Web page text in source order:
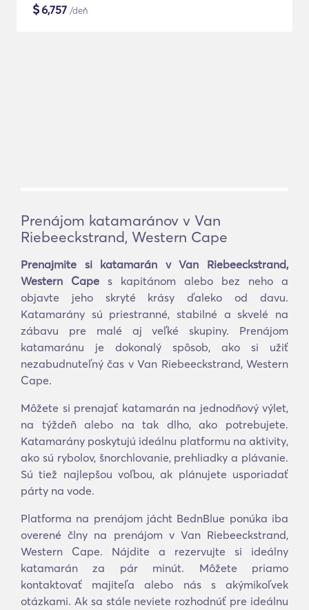
$6,757 /deň
Prenájom katamaránov v Van
Riebeeckstrand, Western Cape
Prenajmite si katamarán v Van Riebeeckstrand,
Western Cape s kapitánom alebo bez neho a
objavte jeho skryté krásy ďaleko od davu.
Katamarány sú priestranné, stabilné a skvelé na
zábavu pre malé aj veľké skupiny. Prenájom
katamaránu je dokonalý spôsob, ako si užiť
nezabudnuteľný čas v Van Riebeeckstrand, Western
Cape.
Môžete si prenajať katamarán na jednodňový výlet,
na týždeň alebo na tak dlho, ako potrebujete.
Katamarány poskytujú ideálnu platformu na aktivity,
ako sú rybolov, šnorchlovanie, prehliadky a plávanie.
Sú tiež najlepšou voľbou, ak plánujete usporiadať
párty na vode.
Platforma na prenájom jácht BednBlue ponúka iba
overené člny na prenájom v Van Riebeeckstrand,
Western Cape. Nájdite a rezervujte si ideálny
katamarán za pár minút. Môžete priamo
kontaktovať majiteľa alebo nás s akýmikoľvek
otázkami. Ak sa stále neviete rozhodnúť pre ideálnu